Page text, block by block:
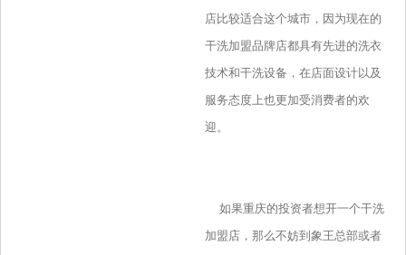
店比较适合这个城市，因为现在的
干洗加盟品牌店都具有先进的洗衣
技术和干洗设备，在店面设计以及
服务态度上也更加受消费者的欢
迎。
如果重庆的投资者想开一个干洗
加盟店，那么不妨到象王总部或者